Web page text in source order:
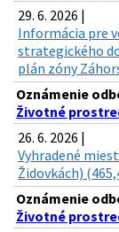
29. 6. 2026 |
Informácia pre
strategického
plán zóny
Oznámenie
Životné
26. 6. 2026 |
Vyhradené
Židovkách)
Oznámenie
Životné